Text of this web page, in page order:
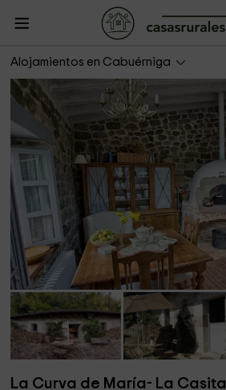
Alojamientos en Cabuérniga
La Curva de María- La Casita
La Curva de María- La Casita